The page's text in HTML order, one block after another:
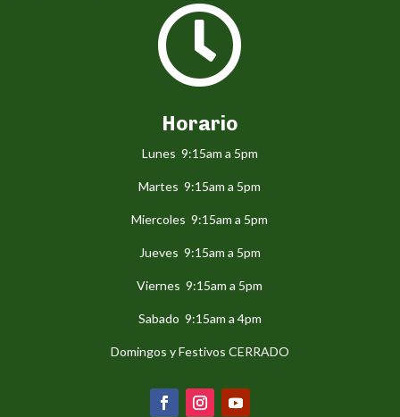

Horario
Lunes 9:15am a 5pm
Martes 9:15am a 5pm
Miercoles 9:15am a 5pm
Jueves 9:15am a 5pm
Viernes 9:15am a 5pm
Sabado 9:15am a 4pm
Domingos y Festivos CERRADO